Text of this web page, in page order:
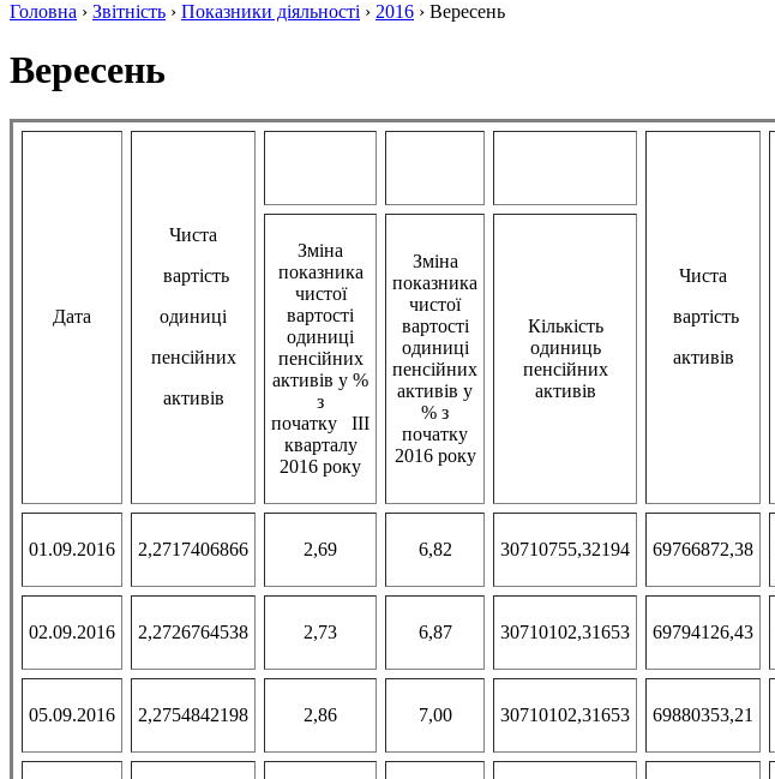
Головна › Звітність › Показники діяльності › 2016 › Вересень
Вересень
Дата
Чиста
вартість
одиниці
пенсійних
активів
Чиста
вартість
активів
Зміна
показника
чистої
вартості
одиниці
пенсійних
активів у %
з
початку III
кварталу
2016 року
Зміна
показника
чистої
вартості
одиниці
пенсійних
активів у
% з
початку
2016 року
Кількість
одиниць
пенсійних
активів
01.09.2016 2,2717406866 2,69 6,82 30710755,32194 69766872,38
02.09.2016 2,2726764538 2,73 6,87 30710102,31653 69794126,43
05.09.2016 2,2754842198 2,86 7,00 30710102,31653 69880353,21